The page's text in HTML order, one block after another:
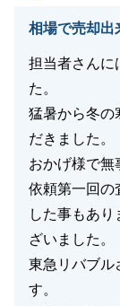
相場で売却出
担当者さんに
た。
猛暑から冬の
だきました。
おかげ様で無
依頼第一回の
した事もあ
ざいました。
東急リバブル
す。